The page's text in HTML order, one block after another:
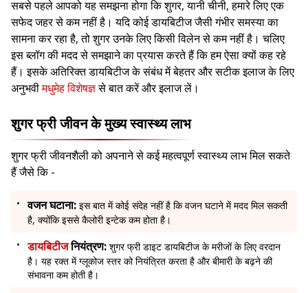
सबसे पहले आपको यह समझना होगा कि शुगर, यानी चीनी, हमारे लिए एक
सफेद जहर से कम नहीं है। यदि कोई डायबिटीज जैसी गंभीर समस्या का
सामना कर रहा है, तो शुगर उनके लिए किसी विलेन से कम नहीं है। चलिए
इस ब्लॉग की मदद से समझाने का प्रयास करते हैं कि हम ऐसा क्यों कह रहे
हैं। इसके अतिरिक्त डायबिटीज के संबंध में बेहतर और सटीक इलाज के लिए
अनुभवीमधुमेह विशेषज्ञसे बात करें और इलाज लें।
शुगर फ्री जीवन के मुख्य स्वास्थ्य लाभ
शुगर फ्री जीवनशैली को अपनाने से कई महत्वपूर्ण स्वास्थ्य लाभ मिल सकते
हैं जैसे कि -
वजन घटाना: इस बात में कोई संदेह नहीं है कि वजन घटाने में मदद मिल सकती
है, क्योंकि इससे कैलोरी इन्टेक कम होता है।
डायबिटीजनियंत्रण: शुगर फ्री डाइट डायबिटीज के मरीजों के लिए वरदान
है। यह रक्त में ग्लूकोज स्तर को नियंत्रित करता है और बीमारी के बढ़ने की
संभावना कम होती है।